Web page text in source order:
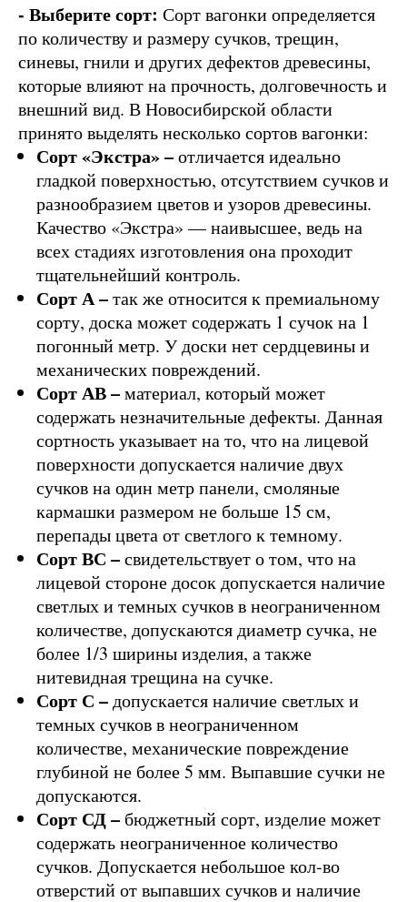
- Выберите сорт: Сорт вагонки определяется
по количеству и размеру сучков, трещин,
синевы, гнили и других дефектов древесины,
которые влияют на прочность, долговечность и
внешний вид. В Новосибирской области
принято выделять несколько сортов вагонки:
Сорт «Экстра» –отличается идеально
гладкой поверхностью, отсутствием сучков и
разнообразием цветов и узоров древесины.
Качество «Экстра» — наивысшее, ведь на
всех стадиях изготовления она проходит
тщательнейший контроль.
Сорт А –так же относится к премиальному
сорту, доска может содержать 1 сучок на 1
погонный метр. У доски нет сердцевины и
механических повреждений.
Сорт АВ –материал, который может
содержать незначительные дефекты. Данная
сортность указывает на то, что на лицевой
поверхности допускается наличие двух
сучков на один метр панели, смоляные
кармашки размером не больше 15 см,
перепады цвета от светлого к темному.
Сорт ВС –свидетельствует о том, что на
лицевой стороне досок допускается наличие
светлых и темных сучков в неограниченном
количестве, допускаются диаметр сучка, не
более 1/3 ширины изделия, а также
нитевидная трещина на сучке.
Сорт С –допускается наличие светлых и
темных сучков в неограниченном
количестве, механические повреждение
глубиной не более 5 мм. Выпавшие сучки не
допускаются.
Сорт СД – бюджетный сорт, изделие может
содержать неограниченное количество
сучков. Допускается небольшое кол-во
отверстий от выпавших сучков и наличие